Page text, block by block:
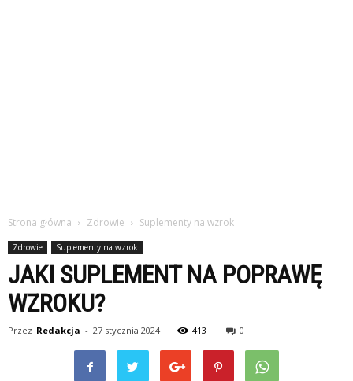
Strona główna Zdrowie Suplementy na wzrok
Zdrowie Suplementy na wzrok
JAKI SUPLEMENT NA POPRAWĘ
WZROKU?
Przez Redakcja - 27 stycznia 2024 413 0